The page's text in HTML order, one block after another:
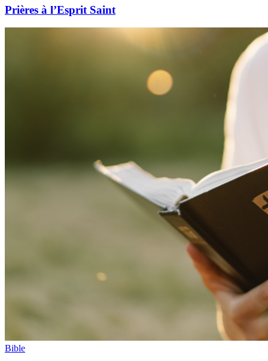
Prières à l’Esprit Saint
Bible